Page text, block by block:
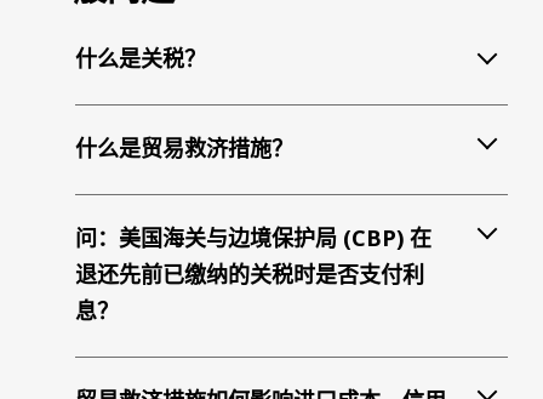
什么是关税？
什么是贸易救济措施？
问：美国海关与边境保护局 (CBP) 在
退还先前已缴纳的关税时是否支付利
息？